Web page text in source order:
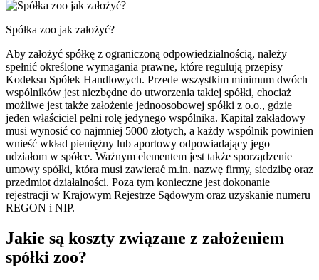
Spółka zoo jak założyć?
Aby założyć spółkę z ograniczoną odpowiedzialnością, należy
spełnić określone wymagania prawne, które regulują przepisy
Kodeksu Spółek Handlowych. Przede wszystkim minimum dwóch
wspólników jest niezbędne do utworzenia takiej spółki, chociaż
możliwe jest także założenie jednoosobowej spółki z o.o., gdzie
jeden właściciel pełni rolę jedynego wspólnika. Kapitał zakładowy
musi wynosić co najmniej 5000 złotych, a każdy wspólnik powinien
wnieść wkład pieniężny lub aportowy odpowiadający jego
udziałom w spółce. Ważnym elementem jest także sporządzenie
umowy spółki, która musi zawierać m.in. nazwę firmy, siedzibę oraz
przedmiot działalności. Poza tym konieczne jest dokonanie
rejestracji w Krajowym Rejestrze Sądowym oraz uzyskanie numeru
REGON i NIP.
Jakie są koszty związane z założeniem
spółki zoo?